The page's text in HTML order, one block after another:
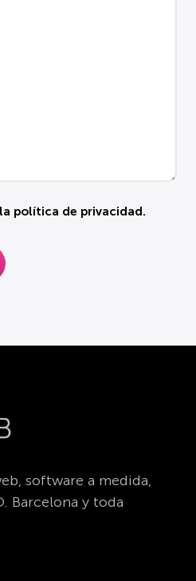
política de privacidad.
software a medida,
Barcelona y toda